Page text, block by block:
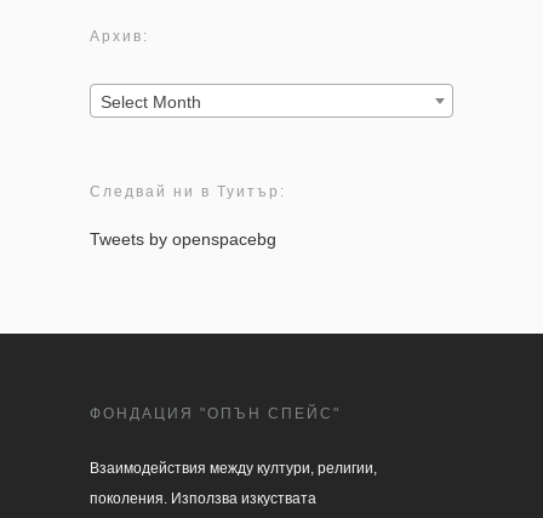
Архив:
Архив:
Select Month
Следвай ни в Туитър:
Tweets by openspacebg
ФОНДАЦИЯ "ОПЪН СПЕЙС"
Взаимодействия между култури, религии,
поколения. Използва изкуствата